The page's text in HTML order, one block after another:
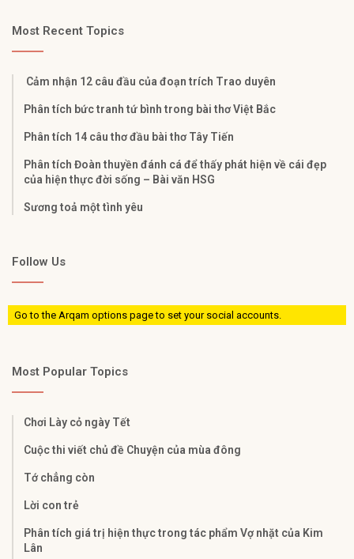
Most Recent Topics
Cảm nhận 12 câu đầu của đoạn trích Trao duyên
Phân tích bức tranh tứ bình trong bài thơ Việt Bắc
Phân tích 14 câu thơ đầu bài thơ Tây Tiến
Phân tích Đoàn thuyền đánh cá để thấy phát hiện về cái đẹp
của hiện thực đời sống – Bài văn HSG
Sương toả một tình yêu
Follow Us
Go to the Arqam options page to set your social accounts.
Most Popular Topics
Chơi Lày cỏ ngày Tết
Cuộc thi viết chủ đề Chuyện của mùa đông
Tớ chẳng còn
Lời con trẻ
Phân tích giá trị hiện thực trong tác phẩm Vợ nhặt của Kim
Lân